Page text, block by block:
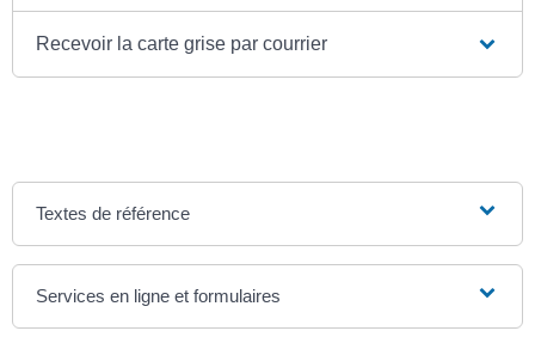
Recevoir la carte grise par courrier
Textes de référence
Services en ligne et formulaires